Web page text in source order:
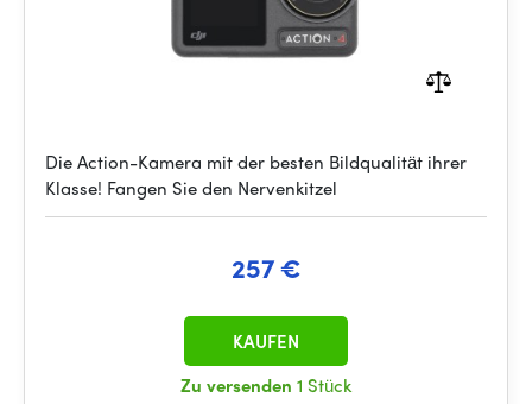
Die Action-Kamera mit der besten Bildqualität ihrer
Klasse! Fangen Sie den Nervenkitzel
257 €
Zu versenden 1 Stück
KAUFEN